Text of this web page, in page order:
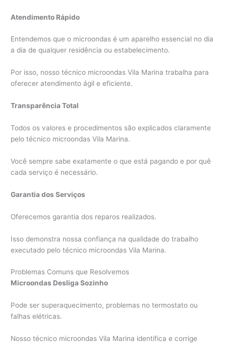
Atendimento Rápido
Entendemos que o microondas é um aparelho essencial no dia
a dia de qualquer residência ou estabelecimento.
Por isso, nosso técnico microondas Vila Marina trabalha para
oferecer atendimento ágil e eficiente.
Transparência Total
Todos os valores e procedimentos são explicados claramente
pelo técnico microondas Vila Marina.
Você sempre sabe exatamente o que está pagando e por quê
cada serviço é necessário.
Garantia dos Serviços
Oferecemos garantia dos reparos realizados.
Isso demonstra nossa confiança na qualidade do trabalho
executado pelo técnico microondas Vila Marina.
Problemas Comuns que Resolvemos
Microondas Desliga Sozinho
Pode ser superaquecimento, problemas no termostato ou
falhas elétricas.
Nosso técnico microondas Vila Marina identifica e corrige